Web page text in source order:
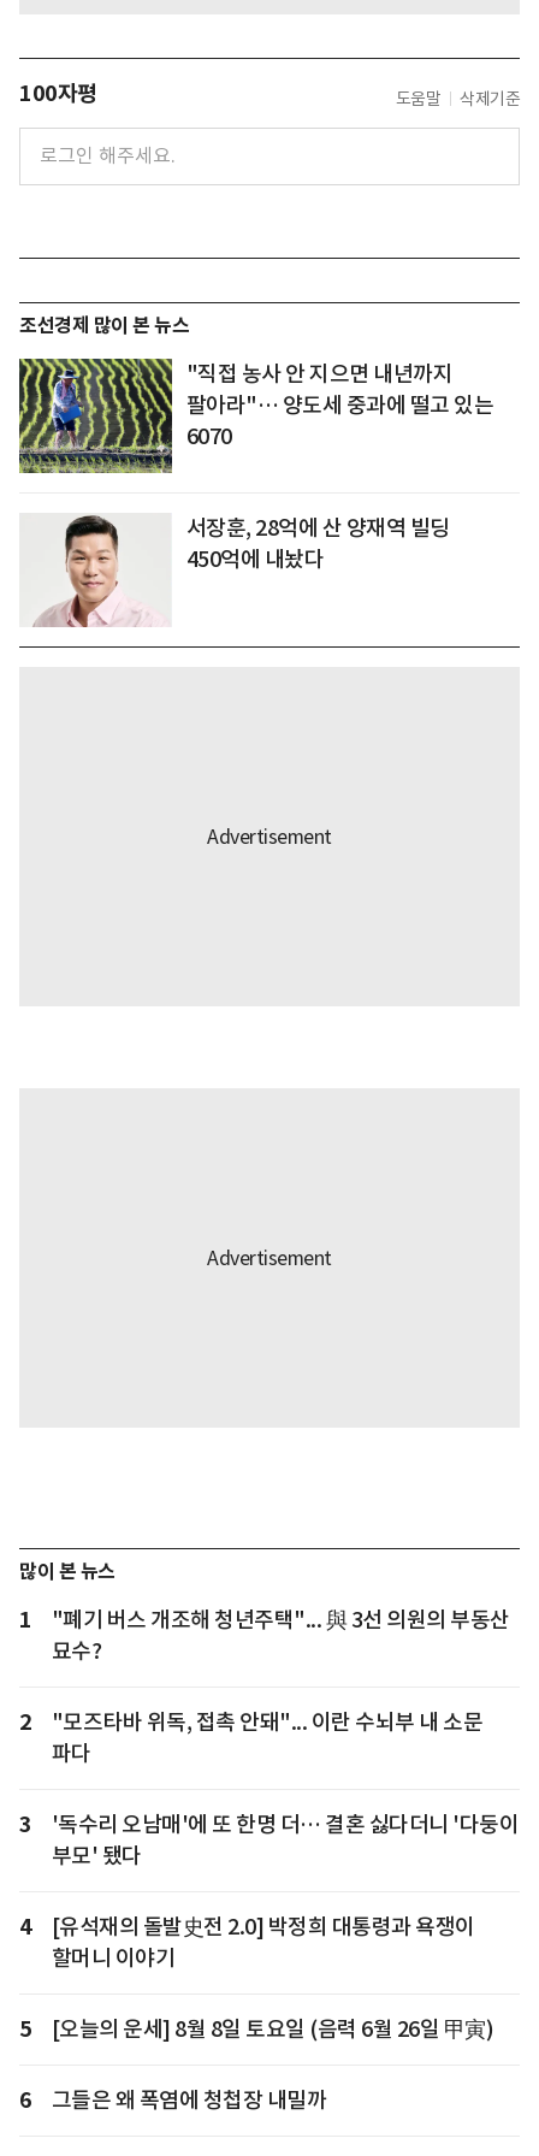
100자평 도움말 삭제기준
조선경제 많이 본 뉴스
"직접 농사 안 지으면 내년까지
팔아라"… 양도세 중과에 떨고 있는
6070
서장훈, 28억에 산 양재역 빌딩
450억에 내놨다
많이 본 뉴스
1
"폐기 버스 개조해 청년주택"... 與 3선 의원의 부동산
묘수?
2
"모즈타바 위독, 접촉 안돼"... 이란 수뇌부 내 소문
파다
3
'독수리 오남매'에 또 한명 더… 결혼 싫다더니 '다둥이
부모' 됐다
4
[유석재의 돌발史전 2.0] 박정희 대통령과 욕쟁이
할머니 이야기
5 [오늘의 운세] 8월 8일 토요일 (음력 6월 26일 甲寅)
6 그들은 왜 폭염에 청첩장 내밀까